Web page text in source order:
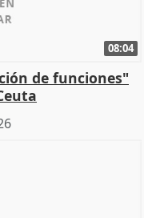
08:04
de funciones"